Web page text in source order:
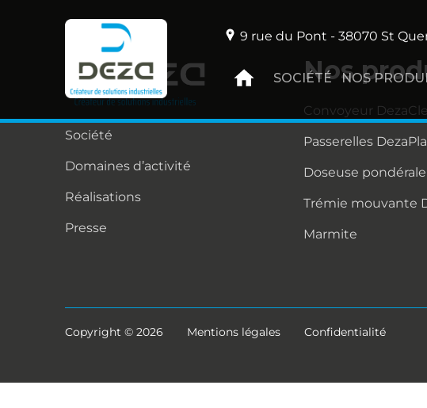
9 rue du Pont - 38070 St
SOCIÉTÉ NOS
Société
Domaines d’activité
Réalisations
Presse
Nos
Convoyeur
Passerelles
Doseuse
Trémie mouvante
Marmite
Copyright © 2026 Mentions légales
Confidentialité